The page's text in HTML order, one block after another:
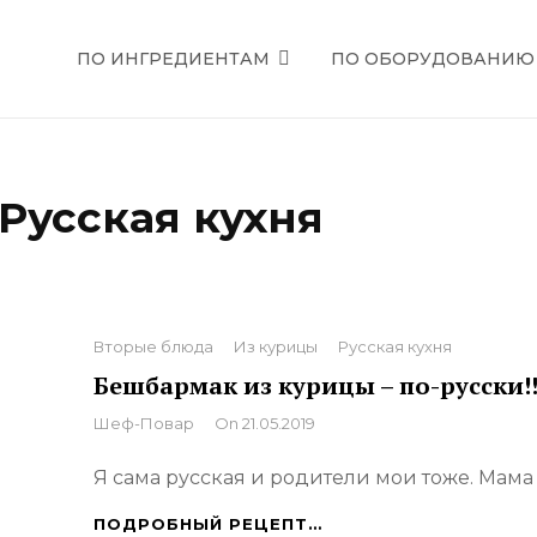
ПО ИНГРЕДИЕНТАМ ПО ОБОРУДОВАНИЮ
Русская кухня
Categories
Вторые блюда Из курицы Русская кухня
Бешбармак из курицы – по-
By
Шеф-Повар On 21.05.2019
Я сама русская и родители мои тоже. Мама
ПОДРОБНЫЙ РЕЦЕПТ…БЕШБАРМАК